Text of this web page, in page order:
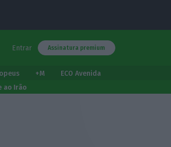
Entrar Assinatura premium
+M
ECO Avenida
ao Irão